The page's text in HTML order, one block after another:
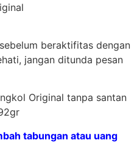
beraktifitas dengan
jangan ditunda pesan
Original tanpa santan
tabungan atau uang